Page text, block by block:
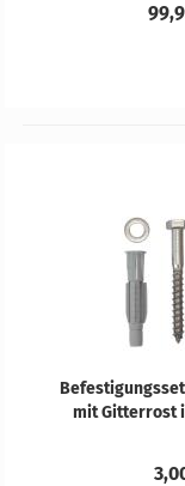
mit Git­ter­rost